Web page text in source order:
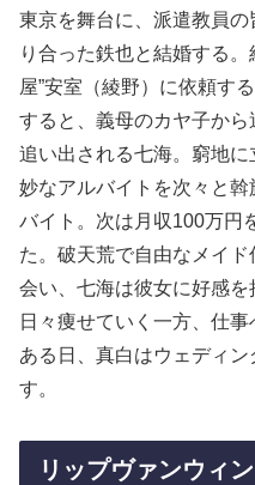
東京を舞台に、派遣教員
り合った鉄也と結婚する
屋”安室（綾野）に依頼す
すると、義母のカヤ子か
追い出される七海。窮地
妙なアルバイトを次々と
バイト。次は月収100万円
た。破天荒で自由なメイ
会い、七海は彼女に好感
日々痩せていく一方、仕事
ある日、真白はウェディ
す。
リップヴァンウィ